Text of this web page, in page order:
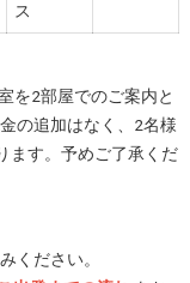
ス
を2部屋でのご案内と
の追加はなく、2名様
ます。予めご了承くだ
ください。